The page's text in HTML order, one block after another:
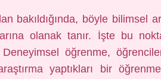
bakıldığında, böyle bilimsel
olanak tanır. İşte bu
öğrenme,
yaptıkları bir